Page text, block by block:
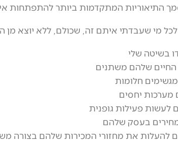
התיאוריות המתקדמות ביותר להתפתחות
מי שעבדתי איתם זה, שכולם, ללא יוצא מן
בשיטה שלי
החיים שלהם משתנים
חלומות
מערכות יחסים
לעשות פעילות גופנית
בעסק שלהם
להעלות את מחזורי המכירות שלהם בצורה